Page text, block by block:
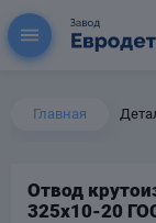
Главная
Отвод
325х10-20
для труб